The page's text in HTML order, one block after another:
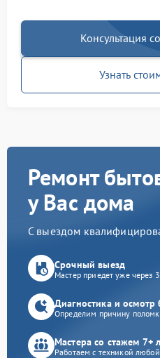
Консультация
Узнать
Ремонт
у Вас дома
С выездом
Срочный выезд
Мастер приедет уже через
Диагностика и осмотр
Определим причину
Мастера со стажем 7+
Работаем с техникой